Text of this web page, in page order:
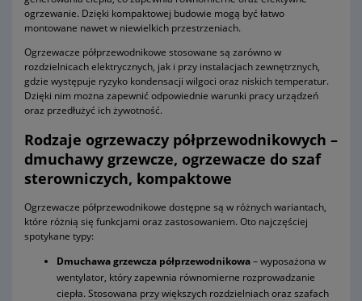
ogrzewanie. Dzięki kompaktowej budowie mogą być łatwo
montowane nawet w niewielkich przestrzeniach.
Ogrzewacze półprzewodnikowe stosowane są zarówno w
rozdzielnicach elektrycznych, jak i przy instalacjach zewnętrznych,
gdzie występuje ryzyko kondensacji wilgoci oraz niskich temperatur.
Dzięki nim można zapewnić odpowiednie warunki pracy urządzeń
oraz przedłużyć ich żywotność.
Rodzaje ogrzewaczy półprzewodnikowych –
dmuchawy grzewcze, ogrzewacze do szaf
sterowniczych, kompaktowe
Ogrzewacze półprzewodnikowe dostępne są w różnych wariantach,
które różnią się funkcjami oraz zastosowaniem. Oto najczęściej
spotykane typy:
Dmuchawa grzewcza półprzewodnikowa– wyposażona w
wentylator, który zapewnia równomierne rozprowadzanie
ciepła. Stosowana przy większych rozdzielniach oraz szafach